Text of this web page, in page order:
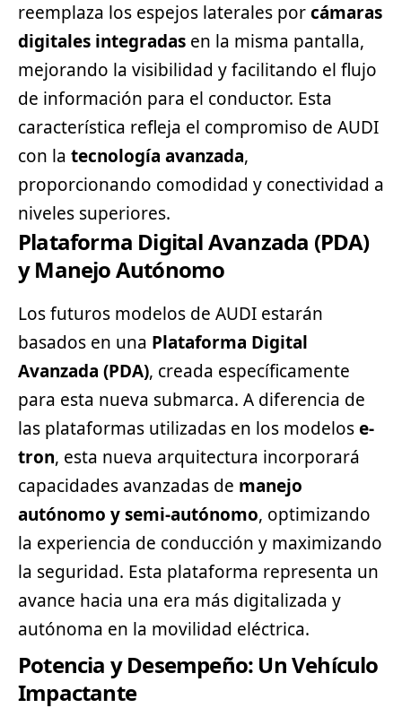
reemplaza los espejos laterales porcámaras
digitales integradas en la misma pantalla,
mejorando la visibilidad y facilitando el flujo
de información para el conductor. Esta
característica refleja el compromiso de AUDI
con la tecnología avanzada,
proporcionando comodidad y conectividad a
niveles superiores.
Plataforma Digital Avanzada (PDA)
y Manejo Autónomo
Los futuros modelos de AUDI estarán
basados en una Plataforma Digital
Avanzada (PDA), creada específicamente
para esta nueva submarca. A diferencia de
las plataformas utilizadas en los modelose-
tron, esta nueva arquitectura incorporará
capacidades avanzadas de manejo
autónomo y semi-autónomo, optimizando
la experiencia de conducción y maximizando
la seguridad. Esta plataforma representa un
avance hacia una era más digitalizada y
autónoma en la movilidad eléctrica.
Potencia y Desempeño: Un Vehículo
Impactante